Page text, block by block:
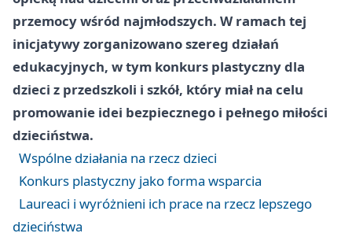
przemocy wśród najmłodszych. W ramach tej
inicjatywy zorganizowano szereg działań
edukacyjnych, w tym konkurs plastyczny dla
dzieci z przedszkoli i szkół, który miał na celu
promowanie idei bezpiecznego i pełnego miłości
dzieciństwa.
Wspólne działania na rzecz dzieci
Konkurs plastyczny jako forma wsparcia
Laureaci i wyróżnieni ich prace na rzecz lepszego
dzieciństwa